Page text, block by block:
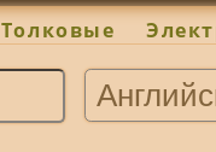
Толковые